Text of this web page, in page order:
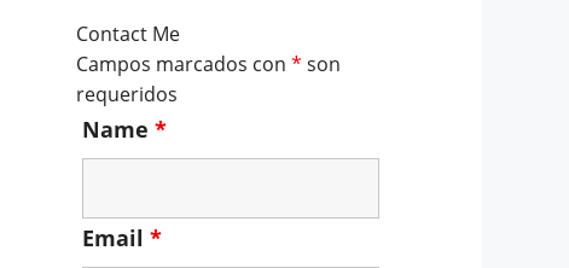
Contact Me
Campos marcados con * son
requeridos
Name *
Email *